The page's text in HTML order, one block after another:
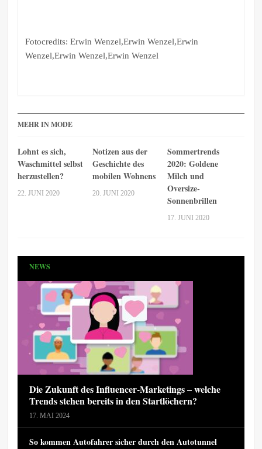
Fotocredits: Erwin Wenzel,Erwin Wenzel,Erwin
Wenzel,Erwin Wenzel,Erwin Wenzel
MEHR IN MODE
Lohnt es sich,
Waschmittel selbst
herzustellen?
22. JUNI 2020
Notizen aus der
Geschichte des
mobilen Wohnens
20. JUNI 2020
Sommertrends
2020: Goldene
Milch und
Oversize-
Sonnenbrillen
17. JUNI 2020
NEWS
Die Zukunft des Influencer-Marketings – welche
Trends stehen bereits in den Startlöchern?
17. MAI 2024
So kommen Autofahrer sicher durch den Autotunnel